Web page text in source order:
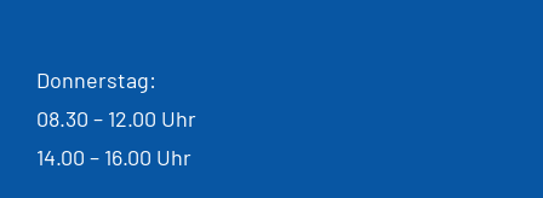
Donnerstag:
08.30 – 12.00 Uhr
14.00 – 16.00 Uhr